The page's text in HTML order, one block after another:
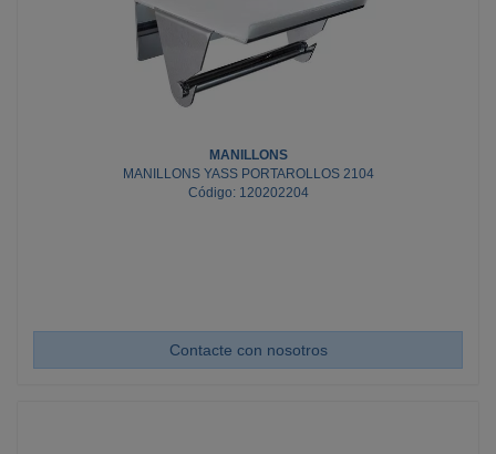
MANILLONS
MANILLONS YASS PORTAROLLOS 2104
Código: 120202204
Contacte con nosotros